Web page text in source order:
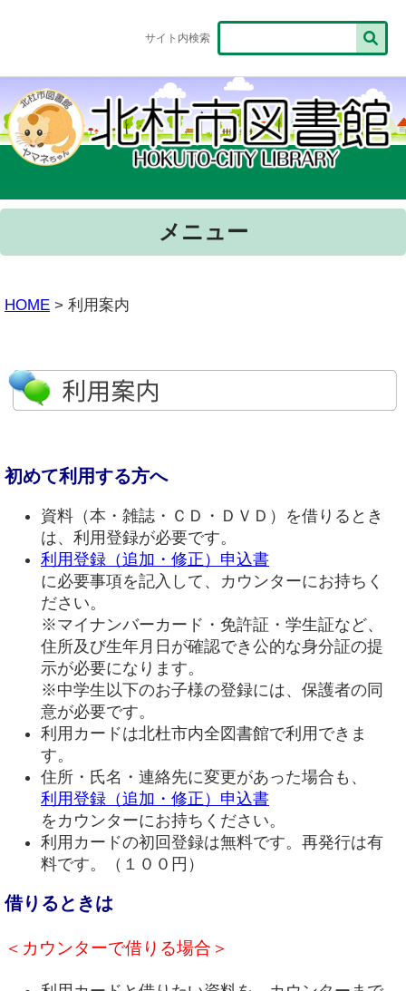
サイト内検索
メニュー
HOME > 利用案内
初めて利用する方へ
資料（本・雑誌・ＣＤ・ＤＶＤ）を借りるとき
は、利用登録が必要です。
利用登録（追加・修正）申込書
に必要事項を記入して、カウンターにお持ちく
ださい。
※マイナンバーカード・免許証・学生証など、
住所及び生年月日が確認でき公的な身分証の提
示が必要になります。
※中学生以下のお子様の登録には、保護者の同
意が必要です。
利用カードは北杜市内全図書館で利用できま
す。
住所・氏名・連絡先に変更があった場合も、
利用登録（追加・修正）申込書
をカウンターにお持ちください。
利用カードの初回登録は無料です。再発行は有
料です。（１００円）
借りるときは
＜カウンターで借りる場合＞